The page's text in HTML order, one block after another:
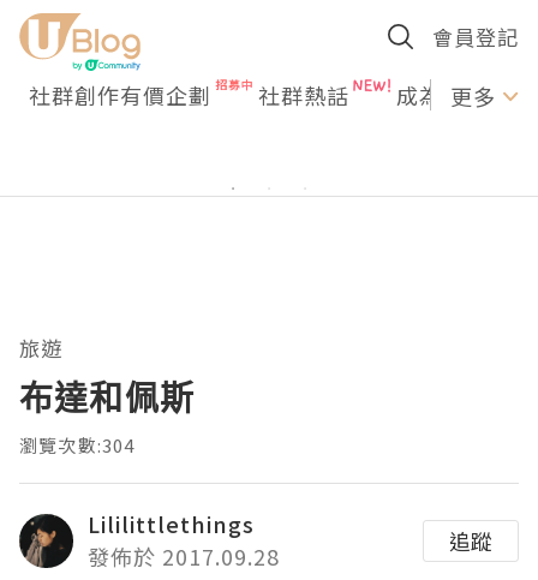
會員登記
社群創作有價企劃 社群熱話 成為U更多
旅遊
布達和佩斯
瀏覽次數:304
Lililittlethings
發佈於 2017.09.28
追蹤